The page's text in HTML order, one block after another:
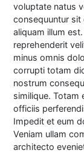
voluptate natus
consequuntur sit
aliquam illum
reprehenderit
minus omnis
corrupti totam
nostrum
similique. Totam
officiis
Impedit et eum
Veniam ullam
architecto